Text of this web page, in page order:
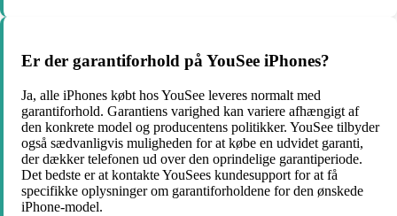
Er der garantiforhold på YouSee iPhones?
Ja, alle iPhones købt hos YouSee leveres normalt med
garantiforhold. Garantiens varighed kan variere afhængigt af
den konkrete model og producentens politikker. YouSee tilbyder
også sædvanligvis muligheden for at købe en udvidet garanti,
der dækker telefonen ud over den oprindelige garantiperiode.
Det bedste er at kontakte YouSees kundesupport for at få
specifikke oplysninger om garantiforholdene for den ønskede
iPhone-model.